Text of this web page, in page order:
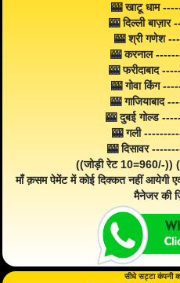
🎰 खाटू धाम
🎰 दिल्ली
🎰 श्री गणेश
🎰 करनाल
🎰 फरीदाबाद
🎰 गोवा किंग
🎰 गाजियाबाद
🎰 दुबई गोल्ड
🎰 गली
🎰 दिसावर
((जोड़ी रेट 10=960/-
माँ क़सम पेमेंट में कोई दिक्कत नहीं आयेगी
मैनेजर की
सीधे सट्टा कंपनी